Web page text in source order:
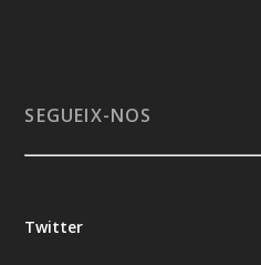
SEGUEIX-NOS
Twitter